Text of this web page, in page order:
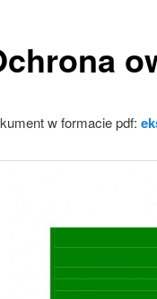
w formacie pdf: